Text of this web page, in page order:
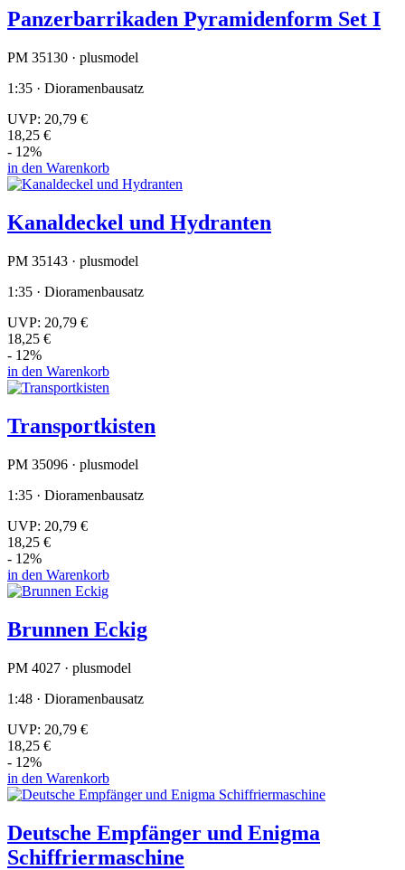
Panzerbarrikaden Pyramidenform Set I
PM 35130 · plusmodel
1:35 · Dioramenbausatz
UVP: 20,79 €
18,25 €
- 12%
in den Warenkorb
Kanaldeckel und Hydranten
PM 35143 · plusmodel
1:35 · Dioramenbausatz
UVP: 20,79 €
18,25 €
- 12%
in den Warenkorb
Transportkisten
PM 35096 · plusmodel
1:35 · Dioramenbausatz
UVP: 20,79 €
18,25 €
- 12%
in den Warenkorb
Brunnen Eckig
PM 4027 · plusmodel
1:48 · Dioramenbausatz
UVP: 20,79 €
18,25 €
- 12%
in den Warenkorb
Deutsche Empfänger und Enigma
Schiffriermaschine